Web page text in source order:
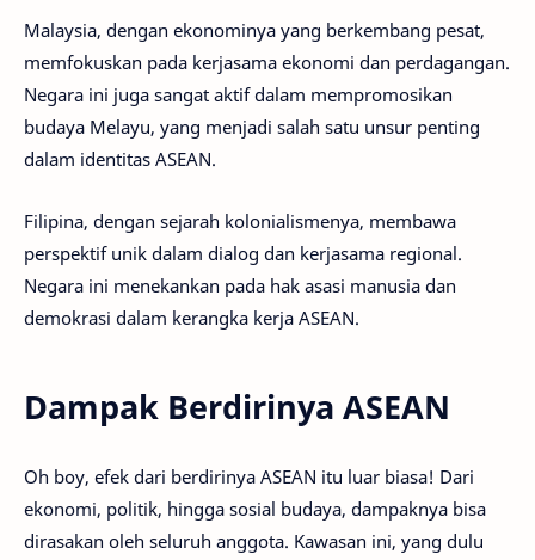
Malaysia, dengan ekonominya yang berkembang pesat,
memfokuskan pada kerjasama ekonomi dan perdagangan.
Negara ini juga sangat aktif dalam mempromosikan
budaya Melayu, yang menjadi salah satu unsur penting
dalam identitas ASEAN.
Filipina, dengan sejarah kolonialismenya, membawa
perspektif unik dalam dialog dan kerjasama regional.
Negara ini menekankan pada hak asasi manusia dan
demokrasi dalam kerangka kerja ASEAN.
Dampak Berdirinya ASEAN
Oh boy, efek dari berdirinya ASEAN itu luar biasa! Dari
ekonomi, politik, hingga sosial budaya, dampaknya bisa
dirasakan oleh seluruh anggota. Kawasan ini, yang dulu